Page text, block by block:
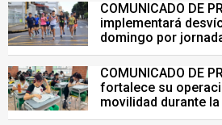
COMUNICADO DE
implementará
domingo por
Bucaramanga
COMUNICADO DE
fortalece su
movilidad durante
Pruebas Saber del